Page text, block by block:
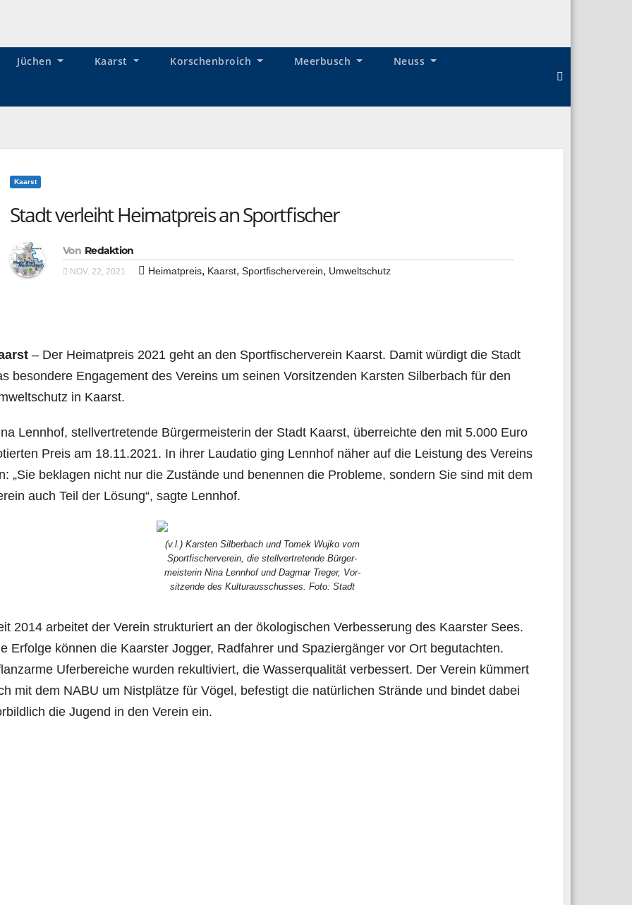
Jüchen Kaarst Korschenbroich Meerbusch Neuss
Kaarst
Stadt verleiht Heimatpreis an Sportfischer
Von Redaktion
NOV. 22, 2021 Heimatpreis, Kaarst, Sportfischerverein, Umweltschutz
– Der Hei­mat­preis 2021 geht an den Sport­fi­scher­ver­ein Kaarst. Damit wür­digt die Stadt
beson­de­re Enga­ge­ment des Ver­eins um sei­nen Vor­sit­zen­den Kars­ten Sil­ber­bach für den
in Kaarst.
Lenn­hof, stell­ver­tre­ten­de Bür­ger­meis­te­rin der Stadt Kaarst, über­reich­te den mit 5.000 Euro
Preis am 18.11.2021. In ihrer Lau­da­tio ging Lenn­hof näher auf die Leis­tung des Ver­eins
„Sie bekla­gen nicht nur die Zustän­de und benen­nen die Pro­ble­me, son­dern Sie sind mit dem
auch Teil der Lösung“, sag­te Lennhof.
(v.l.) Kars­ten Sil­ber­bach und Tomek Wuj­ko vom
Sport­fi­scher­ver­ein, die stell­ver­tre­ten­de Bür­ger­
meis­te­rin Nina Lenn­hof und Dag­mar Tre­ger, Vor­
sit­zen­de des Kul­tur­aus­schus­ses. Foto: Stadt
2014 arbei­tet der Ver­ein struk­tu­riert an der öko­lo­gi­schen Ver­bes­se­rung des Kaars­ter Sees.
Erfol­ge kön­nen die Kaars­ter Jog­ger, Rad­fah­rer und Spa­zier­gän­ger vor Ort begut­ach­ten.
Ufer­be­rei­che wur­den rekul­ti­viert, die Was­ser­qua­li­tät ver­bes­sert. Der Ver­ein küm­mert
mit dem NABU um Nist­plät­ze für Vögel, befes­tigt die natür­li­chen Strän­de und bin­det dabei
die Jugend in den Ver­ein ein.